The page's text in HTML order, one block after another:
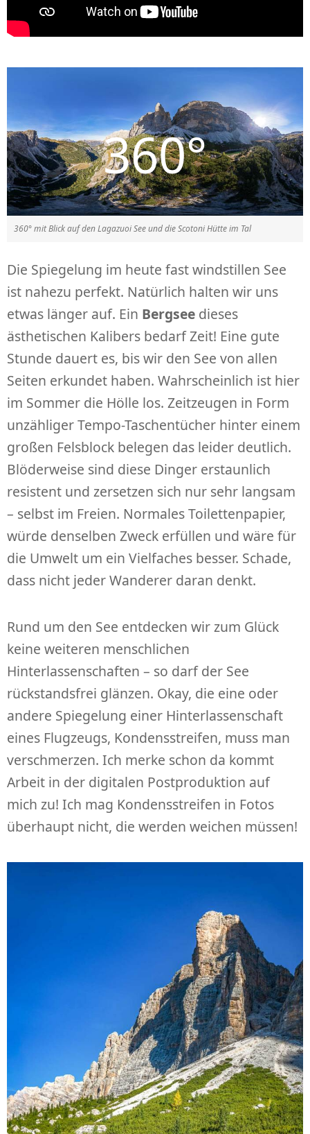
360° mit Blick auf den Lagazuoi See und die Scotoni Hütte im Tal
Die Spiegelung im heute fast windstillen See
ist nahezu perfekt. Natürlich halten wir uns
etwas länger auf. Ein Bergsee dieses
ästhetischen Kalibers bedarf Zeit! Eine gute
Stunde dauert es, bis wir den See von allen
Seiten erkundet haben. Wahrscheinlich ist hier
im Sommer die Hölle los. Zeitzeugen in Form
unzähliger Tempo-Taschentücher hinter einem
großen Felsblock belegen das leider deutlich.
Blöderweise sind diese Dinger erstaunlich
resistent und zersetzen sich nur sehr langsam
– selbst im Freien. Normales Toilettenpapier,
würde denselben Zweck erfüllen und wäre für
die Umwelt um ein Vielfaches besser. Schade,
dass nicht jeder Wanderer daran denkt.
Rund um den See entdecken wir zum Glück
keine weiteren menschlichen
Hinterlassenschaften – so darf der See
rückstandsfrei glänzen. Okay, die eine oder
andere Spiegelung einer Hinterlassenschaft
eines Flugzeugs, Kondensstreifen, muss man
verschmerzen. Ich merke schon da kommt
Arbeit in der digitalen Postproduktion auf
mich zu! Ich mag Kondensstreifen in Fotos
überhaupt nicht, die werden weichen müssen!